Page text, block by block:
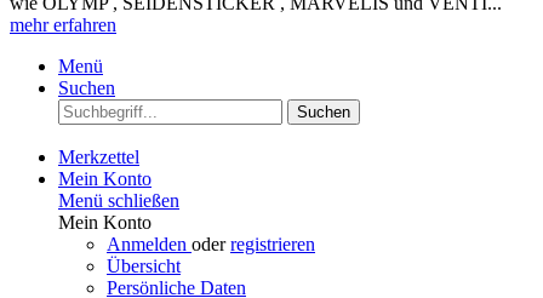
mehr erfahren
Menü
Suchen
Suchen
Merkzettel
Mein Konto
Menü schließen
Mein Konto
Anmelden oderregistrieren
Übersicht
Persönliche Daten